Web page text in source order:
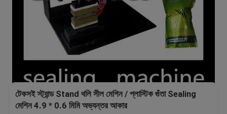
টেকসই স্ট্যান্ড Stand থলি সীল মেশিন / প্লাস্টিক গুঁতা Sealing
মেশিন 4.9 * 0.6 মিমি অভ্যন্তর আকার